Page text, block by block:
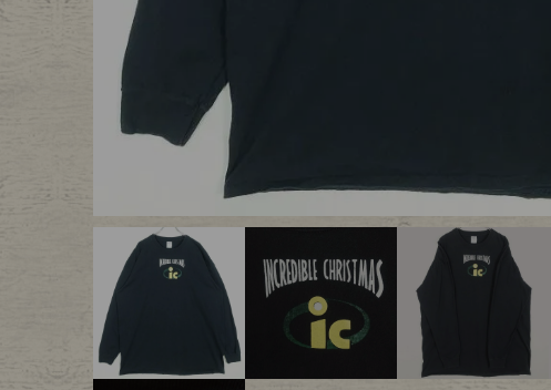
Tops
Fafatt
小物・アクセサリーから探す